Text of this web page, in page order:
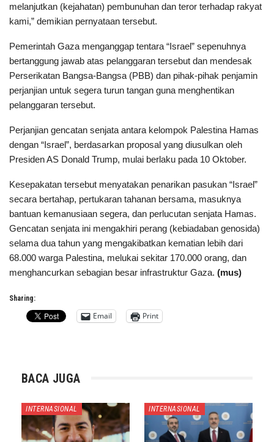
melanjutkan (kejahatan) pembunuhan dan teror terhadap rakyat
kami,” demikian pernyataan tersebut.
Pemerintah Gaza menganggap tentara “Israel” sepenuhnya
bertanggung jawab atas pelanggaran tersebut dan mendesak
Perserikatan Bangsa-Bangsa (PBB) dan pihak-pihak penjamin
perjanjian untuk segera turun tangan guna menghentikan
pelanggaran tersebut.
Perjanjian gencatan senjata antara kelompok Palestina Hamas
dengan “Israel”, berdasarkan proposal yang diusulkan oleh
Presiden AS Donald Trump, mulai berlaku pada 10 Oktober.
Kesepakatan tersebut menyatakan penarikan pasukan “Israel”
secara bertahap, pertukaran tahanan bersama, masuknya
bantuan kemanusiaan segera, dan perlucutan senjata Hamas.
Gencatan senjata ini mengakhiri perang (kebiadaban genosida)
selama dua tahun yang mengakibatkan kematian lebih dari
68.000 warga Palestina, melukai sekitar 170.000 orang, dan
menghancurkan sebagian besar infrastruktur Gaza. (mus)
Sharing:
Email Print
BACA JUGA
INTERNASIONAL INTERNASIONAL